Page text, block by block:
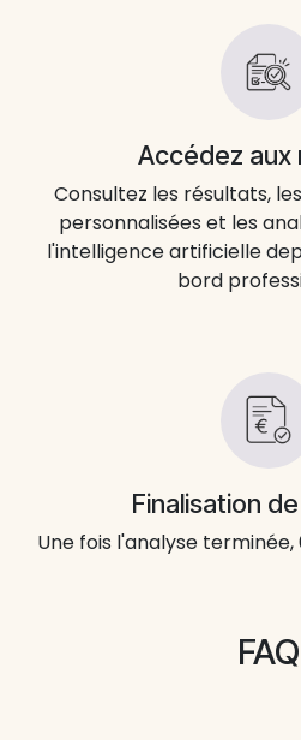
Accédez aux
Consultez les résultats,
personnalisées et les
l'intelligence artificielle
bord
Finalisation
Une fois l'analyse
FAQ